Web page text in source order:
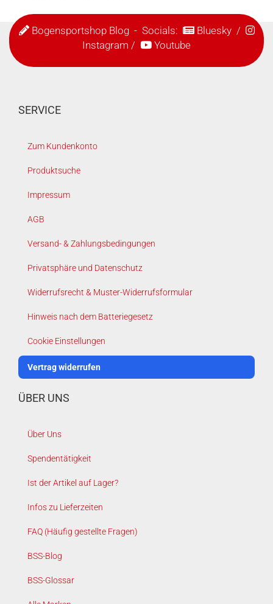
Bogensportshop Blog- Socials: Bluesky/
Instagram / Youtube
SERVICE
Zum Kundenkonto
Produktsuche
Impressum
AGB
Versand- & Zahlungsbedingungen
Privatsphäre und Datenschutz
Widerrufsrecht & Muster-Widerrufsformular
Hinweis nach dem Batteriegesetz
Cookie Einstellungen
Vertrag widerrufen
ÜBER UNS
Über Uns
Spendentätigkeit
Ist der Artikel auf Lager?
Infos zu Lieferzeiten
FAQ (Häufig gestellte Fragen)
BSS-Blog
BSS-Glossar